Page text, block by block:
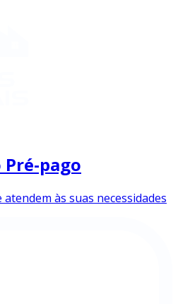
pago
às suas necessidades